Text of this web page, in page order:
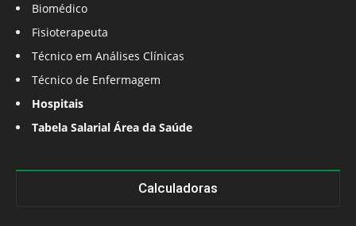
Biomédico
Fisioterapeuta
Técnico em Análises Clínicas
Técnico de Enfermagem
Hospitais
Tabela Salarial Área da Saúde
Calculadoras